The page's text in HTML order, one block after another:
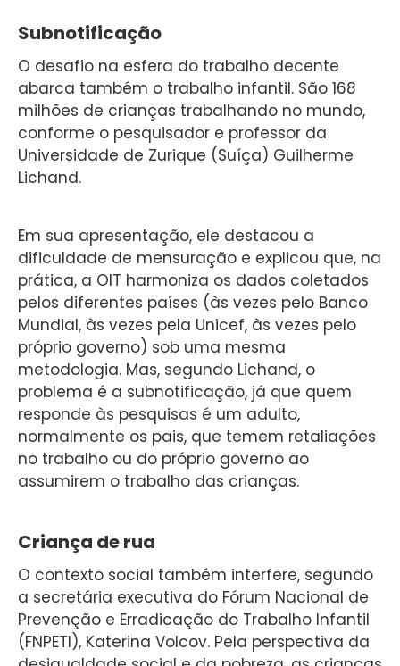
Subnotificação
O desafio na esfera do trabalho decente
abarca também o trabalho infantil. São 168
milhões de crianças trabalhando no mundo,
conforme o pesquisador e professor da
Universidade de Zurique (Suíça) Guilherme
Lichand.
Em sua apresentação, ele destacou a
dificuldade de mensuração e explicou que, na
prática, a OIT harmoniza os dados coletados
pelos diferentes países (às vezes pelo Banco
Mundial, às vezes pela Unicef, às vezes pelo
próprio governo) sob uma mesma
metodologia. Mas, segundo Lichand, o
problema é a subnotificação, já que quem
responde às pesquisas é um adulto,
normalmente os pais, que temem retaliações
no trabalho ou do próprio governo ao
assumirem o trabalho das crianças.
Criança de rua
O contexto social também interfere, segundo
a secretária executiva do Fórum Nacional de
Prevenção e Erradicação do Trabalho Infantil
(FNPETI), Katerina Volcov. Pela perspectiva da